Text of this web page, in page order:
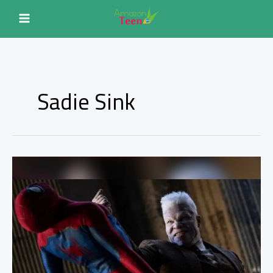
conteúdo
Sadie Sink